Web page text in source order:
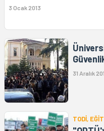
3 Ocak 2013
31 Aralık
TODİ,